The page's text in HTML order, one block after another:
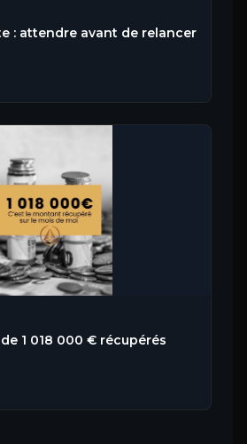
: attendre avant de relancer
1 018 000 € récupérés